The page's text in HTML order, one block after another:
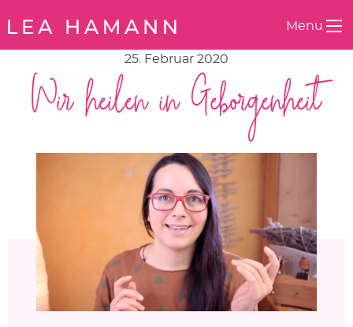
Menu
25. Februar 2020
Wir heilen in Geborgenheit